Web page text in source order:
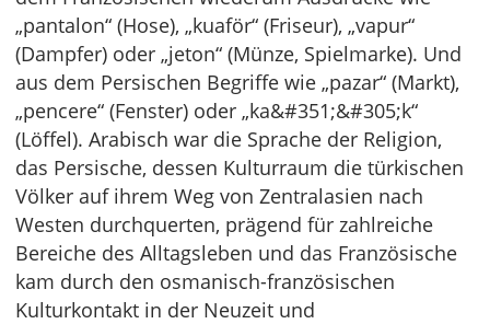
„pantalon“ (Hose), „kuaför“ (Friseur), „vapur“
(Dampfer) oder „jeton“ (Münze, Spielmarke). Und
aus dem Persischen Begriffe wie „pazar“ (Markt),
„pencere“ (Fenster) oder „ka&#351;&#305;k“
(Löffel). Arabisch war die Sprache der Religion,
das Persische, dessen Kulturraum die türkischen
Völker auf ihrem Weg von Zentralasien nach
Westen durchquerten, prägend für zahlreiche
Bereiche des Alltagsleben und das Französische
kam durch den osmanisch-französischen
Kulturkontakt in der Neuzeit und